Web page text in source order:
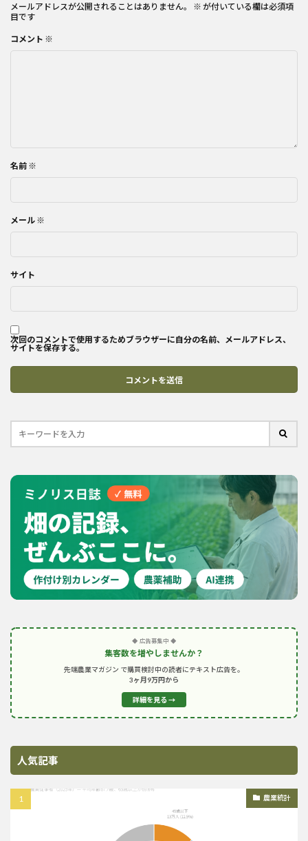
メールアドレスが公開されることはありません。 ※ が付いている欄は必須項
目です
コメント ※
名前 ※
メール ※
サイト
次回のコメントで使用するためブラウザーに自分の名前、メールアドレス、
サイトを保存する。
◆ 広告募集中 ◆
集客数を増やしませんか？
先端農業マガジン で購買検討中の読者にテキスト広告を。
3ヶ月9万円から
詳細を見る →
人気記事
農業統計